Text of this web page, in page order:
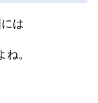
は
。